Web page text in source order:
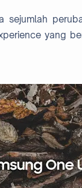
sejumlah
yang